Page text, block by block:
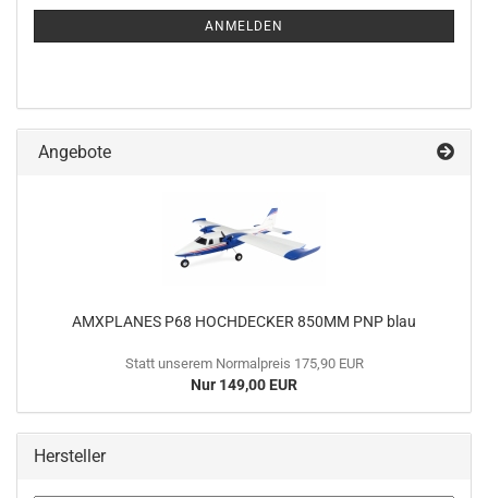
ANMELDEN
Angebote
AMXPLANES P68 HOCHDECKER 850MM PNP blau
Statt unserem Normalpreis 175,90 EUR
Nur 149,00 EUR
Hersteller